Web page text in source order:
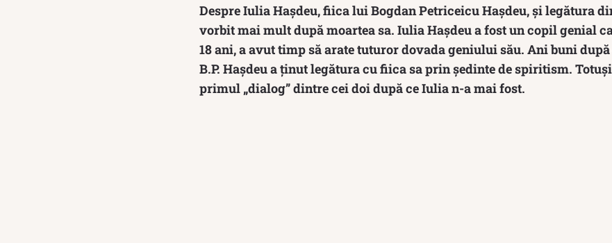
Despre Iulia Hașdeu, fiica lui Bogdan Petriceicu Haşdeu, și legătura
vorbit mai mult după moartea sa. Iulia Hașdeu a fost un copil genial
18 ani, a avut timp să arate tuturor dovada geniului său. Ani buni
B.P. Hașdeu a ținut legătura cu fiica sa prin ședinte de spiritism.
primul „dialog” dintre cei doi după ce Iulia n-a mai fost.